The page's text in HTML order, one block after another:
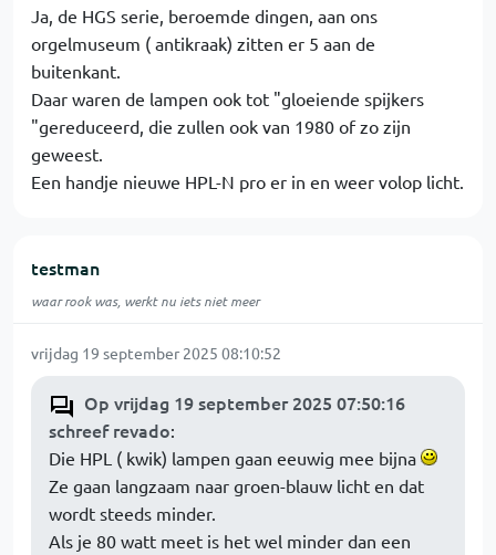
Ja, de HGS serie, beroemde dingen, aan ons
orgelmuseum ( antikraak) zitten er 5 aan de
buitenkant.
Daar waren de lampen ook tot "gloeiende spijkers
"gereduceerd, die zullen ook van 1980 of zo zijn
geweest.
Een handje nieuwe HPL-N pro er in en weer volop licht.
testman
waar rook was, werkt nu iets niet meer
vrijdag 19 september 2025 08:10:52
Op vrijdag 19 september 2025 07:50:16
schreef revado:
Die HPL ( kwik) lampen gaan eeuwig mee bijna
Ze gaan langzaam naar groen-blauw licht en dat
wordt steeds minder.
Als je 80 watt meet is het wel minder dan een